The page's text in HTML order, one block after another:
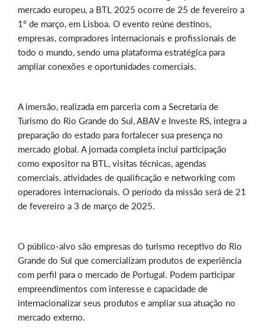
mercado europeu, a BTL 2025 ocorre de 25 de fevereiro a
1º de março, em Lisboa. O evento reúne destinos,
empresas, compradores internacionais e profissionais de
todo o mundo, sendo uma plataforma estratégica para
ampliar conexões e oportunidades comerciais.
A imersão, realizada em parceria com a Secretaria de
Turismo do Rio Grande do Sul, ABAV e Investe RS, integra a
preparação do estado para fortalecer sua presença no
mercado global. A jornada completa inclui participação
como expositor na BTL, visitas técnicas, agendas
comerciais, atividades de qualificação e networking com
operadores internacionais. O período da missão será de 21
de fevereiro a 3 de março de 2025.
O público-alvo são empresas do turismo receptivo do Rio
Grande do Sul que comercializam produtos de experiência
com perfil para o mercado de Portugal. Podem participar
empreendimentos com interesse e capacidade de
internacionalizar seus produtos e ampliar sua atuação no
mercado externo.